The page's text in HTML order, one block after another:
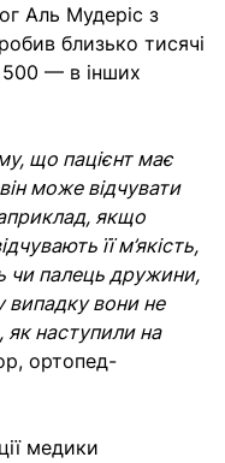
Аль Мудеріс з
близько тисячі
500 — в інших
що пацієнт має
може відчувати
якщо
її м’якість,
чи палець дружини,
випадку вони не
наступили на
ортопед-
медики